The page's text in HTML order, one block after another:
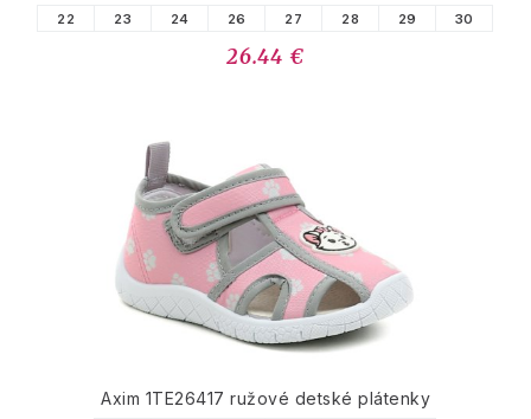
22 23 24 26 27 28 29 30
26.44 €
Axim 1TE26417 ružové detské plátenky